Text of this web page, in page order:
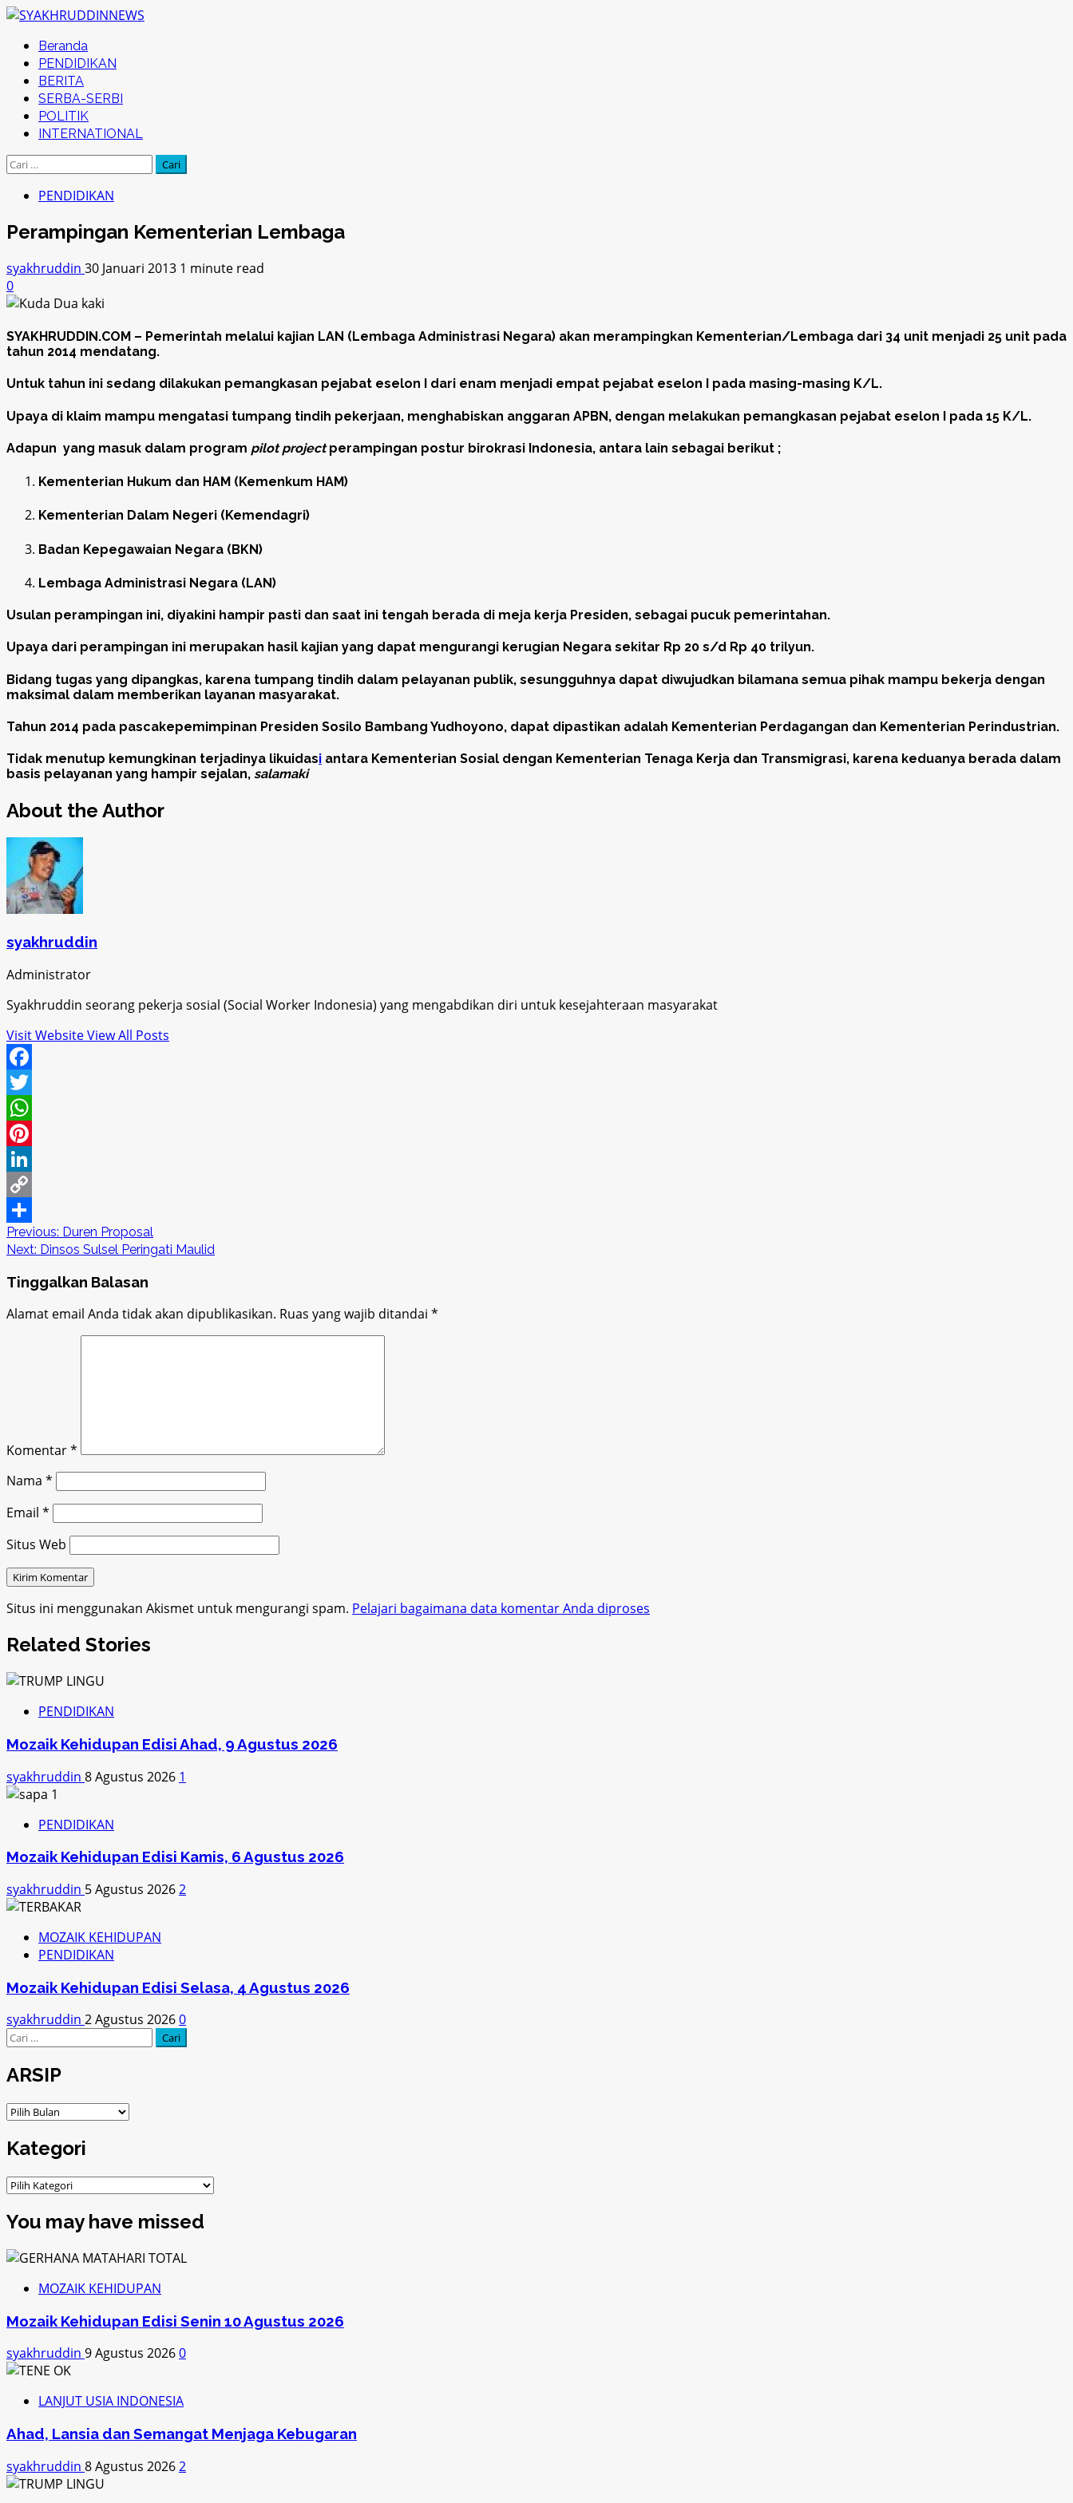
Skip
content
Primary
Menu
Beranda
PENDIDIKAN
BERITA
SERBA-SERBI
POLITIK
INTERNATIONAL
Cari
PENDIDIKAN
Perampingan Kementerian Lembaga
syakhruddin 30 Januari 2013 1 minute read
0
SYAKHRUDDIN.COM – Pemerintah melalui kajian LAN (Lembaga Administrasi Negara) akan merampingkan Kementerian/Lembaga dari 34 unit menjadi 25 unit pada
tahun 2014 mendatang.
Untuk tahun ini sedang dilakukan pemangkasan pejabat eselon I dari enam menjadi empat pejabat eselon I pada masing-masing K/L.
Upaya di klaim mampu mengatasi tumpang tindih pekerjaan, menghabiskan anggaran APBN, dengan melakukan pemangkasan pejabat eselon I pada 15 K/L.
Adapun yang masuk dalam program pilot projectperampingan postur birokrasi Indonesia, antara lain sebagai berikut ;
Kementerian Hukum dan HAM (Kemenkum HAM)
Kementerian Dalam Negeri (Kemendagri)
Badan Kepegawaian Negara (BKN)
Lembaga Administrasi Negara (LAN)
Usulan perampingan ini, diyakini hampir pasti dan saat ini tengah berada di meja kerja Presiden, sebagai pucuk pemerintahan.
Upaya dari perampingan ini merupakan hasil kajian yang dapat mengurangi kerugian Negara sekitar Rp 20 s/d Rp 40 trilyun.
Bidang tugas yang dipangkas, karena tumpang tindih dalam pelayanan publik, sesungguhnya dapat diwujudkan bilamana semua pihak mampu bekerja dengan
maksimal dalam memberikan layanan masyarakat.
Tahun 2014 pada pascakepemimpinan Presiden Sosilo Bambang Yudhoyono, dapat dipastikan adalah Kementerian Perdagangan dan Kementerian Perindustrian.
Tidak menutup kemungkinan terjadinya likuidasi antara Kementerian Sosial dengan Kementerian Tenaga Kerja dan Transmigrasi, karena keduanya berada dalam
basis pelayanan yang hampir sejalan, salamaki
About the Author
syakhruddin
Administrator
Syakhruddin seorang pekerja sosial (Social Worker Indonesia) yang mengabdikan diri untuk kesejahteraan masyarakat
Visit WebsiteView All Posts
Facebook
Twitter
WhatsApp
Pinterest
LinkedIn
Copy
Link
Share
Post
navigation
Previous: Duren Proposal
Next: Dinsos Sulsel Peringati Maulid
Tinggalkan Balasan
Alamat email Anda tidak akan dipublikasikan. Ruas yang wajib ditandai *
Komentar*
Nama *
Email *
Situs Web
Situs ini menggunakan Akismet untuk mengurangi spam. Pelajari bagaimana data komentar Anda diproses
Related Stories
PENDIDIKAN
Mozaik Kehidupan Edisi Ahad, 9 Agustus 2026
syakhruddin 8 Agustus 2026 1
PENDIDIKAN
Mozaik Kehidupan Edisi Kamis, 6 Agustus 2026
syakhruddin 5 Agustus 20262
MOZAIK KEHIDUPAN
PENDIDIKAN
Mozaik Kehidupan Edisi Selasa, 4 Agustus 2026
syakhruddin 2 Agustus 20260
Cari
ARSIP
ARSIP
Kategori
Kategori
You may have missed
MOZAIK KEHIDUPAN
Mozaik Kehidupan Edisi Senin 10 Agustus 2026
syakhruddin 9 Agustus 20260
LANJUT USIA INDONESIA
Ahad, Lansia dan Semangat Menjaga Kebugaran
syakhruddin 8 Agustus 20262